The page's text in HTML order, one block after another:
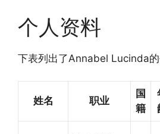
个人资料
下表列出了Annabel Lucinda的
姓名 职业
国
籍